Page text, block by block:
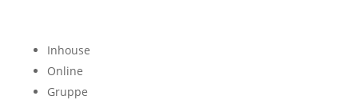
Inhouse
Online
Gruppe